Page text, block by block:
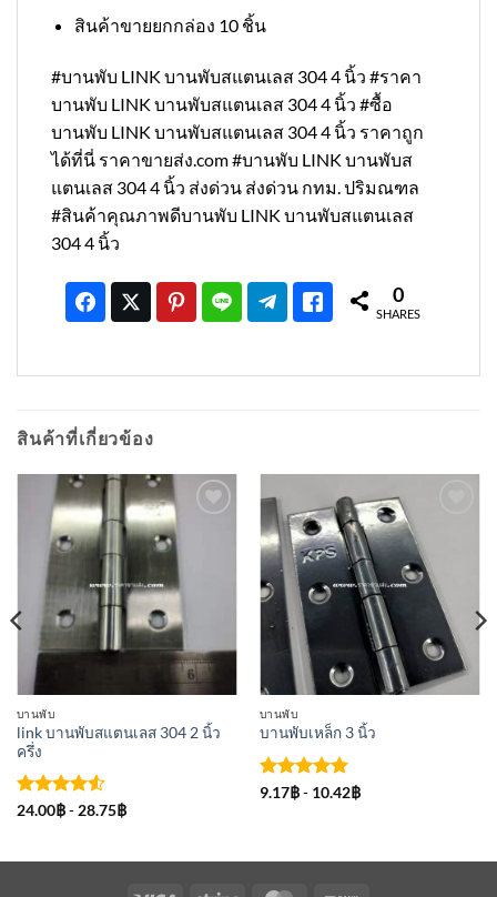
สินค้าขายยกกล่อง 10 ชิ้น
#บานพับ LINK บานพับสแตนเลส 304 4 นิ้ว #ราคา
บานพับ LINK บานพับสแตนเลส 304 4 นิ้ว #ซื้อ
บานพับ LINK บานพับสแตนเลส 304 4 นิ้ว ราคาถูก
ได้ที่นี่ ราคาขายส่ง.com #บานพับ LINK บานพับส
แตนเลส 304 4 นิ้ว ส่งด่วน ส่งด่วน กทม. ปริมณฑล
#สินค้าคุณภาพดีบานพับ LINK บานพับสแตนเลส
304 4 นิ้ว
0
SHARES
สินค้าที่เกี่ยวข้อง
เพิ่มเข้า
บานพับ
link บานพับสแตนเลส 304 2 นิ้ว
ครึ่ง
ให้คะแนน
คะแนน
24.00฿- 28.75฿
เพิ่มเข้า
รายการ
ที่
ติดตาม
บานพับ
บานพับเหล็ก 3 นิ้ว
ให้คะแนน
9.17฿- 10.42฿